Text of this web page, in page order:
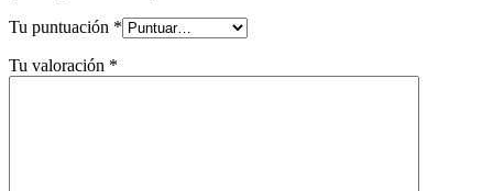
Tu puntuación *
Tu valoración *